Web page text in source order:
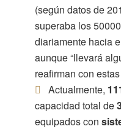
(según datos de
superaba los
diariamente hacia
aunque “llevará
reafirman con
Actualmente,
capacidad total de
equipados con